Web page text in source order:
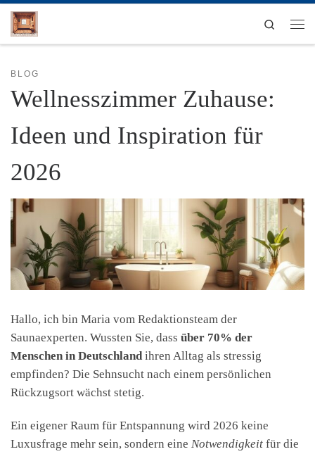
Zum Inhalt springen
Search
BLOG
Wellnesszimmer Zuhause:
Ideen und Inspiration für
2026
Hallo, ich bin Maria vom Redaktionsteam der
Saunaexperten. Wussten Sie, dass über 70% der
Menschen in Deutschland ihren Alltag als stressig
empfinden? Die Sehnsucht nach einem persönlichen
Rückzugsort wächst stetig.
Ein eigener Raum für Entspannung wird 2026 keine
Luxusfrage mehr sein, sondern eine Notwendigkeit für die